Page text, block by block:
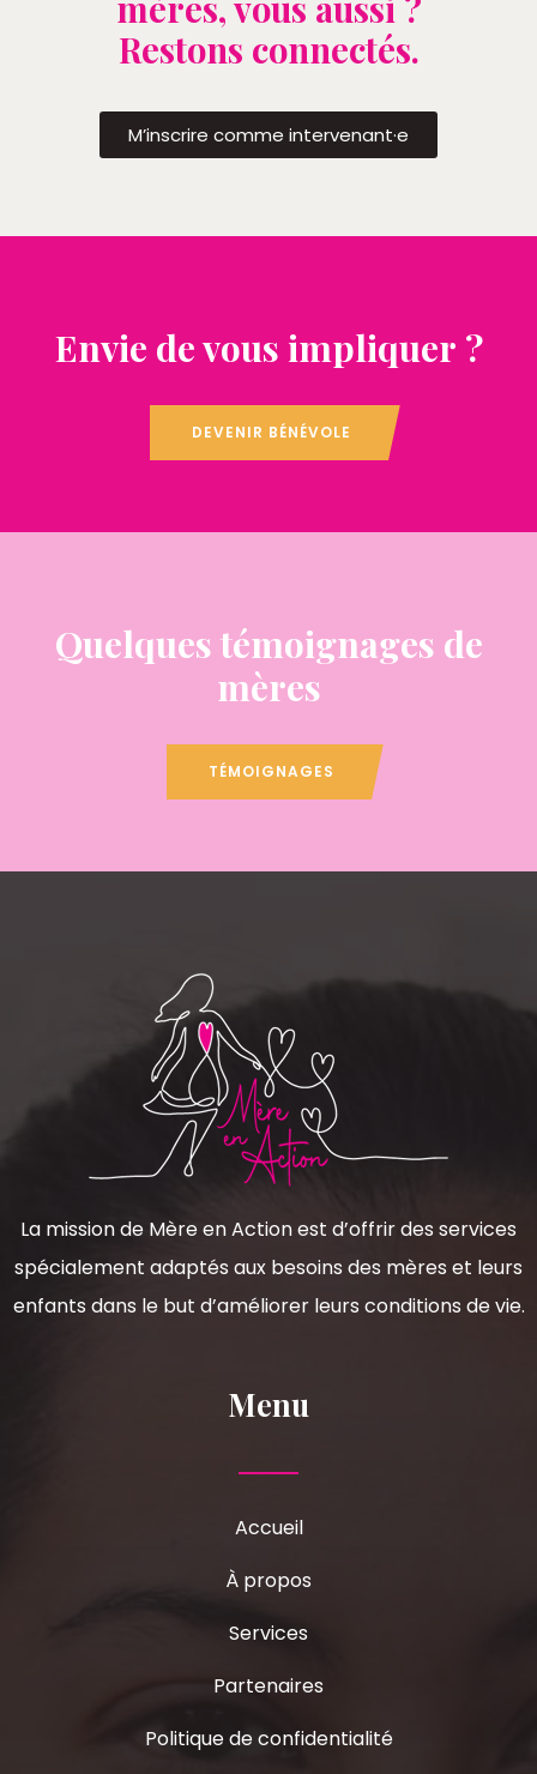
Restons connectés.
M’inscrire comme intervenant·e
Envie de vous impliquer ?
DEVENIR BÉNÉVOLE
Quelques témoignages de
mères
TÉMOIGNAGES
La mission de Mère en Action est d’offrir des services
spécialement adaptés aux besoins des mères et leurs
enfants dans le but d’améliorer leurs conditions de vie.
Menu
Accueil
À propos
Services
Partenaires
Politique de confidentialité